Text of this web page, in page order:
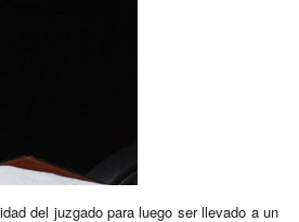
del juzgado para luego ser llevado a un